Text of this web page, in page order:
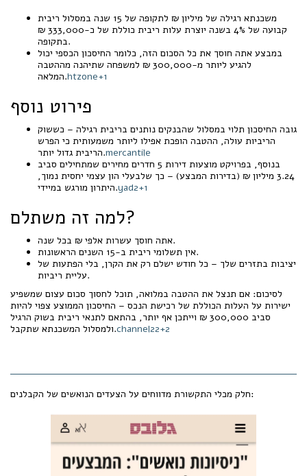
משכנתא רגילה של מיליון ₪ לתקופה של 15 שנה במסלול ריבית
קבועה של 4% בשנה יוצרת עלות ריבית כוללת של כ-333,000 ₪
בתקופה.
במבצע אתה חוסך את כל הסכום הזה, כלומר החיסכון הכספי יכול
להגיע ליותר מ-300,000 ₪ למשפחה שתיהנה מההטבה
המלאה.htzone+1
פירוט נוסף
גובה החיסכון תלוי במסלול שהבנקים נותנים בריבית רגילה – כששוק
הריביות עולה, ההטבה הופכת אפילו ליותר משמעותית כי הפרש
הריבית גדול יותר.mercantile
בנוסף, בפרויקט מוצעות דירות 5 חדרים מחירים שמתחילים סביב
3.24 מיליון ₪ (בדירות המבצע) – כך שלבעלי הון עצמי יחסית נמוך,
היתרון מורגש במיידי.yad2+1
למה זה משתלם?
אתה חוסך עשרות אלפי ₪ בכל שנה.
אין תשלומי ריבית ב-15 השנים הראשונות.
יציבות בתזרים שלך – כל חודש ישלם רק את הקרן, בלי הפתעות של
עליית ריביות.
לסיכום: אם תנצל את ההטבה במלואה, תוכל לחסוך סכום עצום שמשפיע
ישירות על העלות הכוללת של רכישת הנכס – החיסכון הממוצע צפוי להיות
סביב 300,000 ₪ וייתכן אף יותר, בהתאם לתנאי ריבית בשוק הרגיל
ולמסלול המשכנתא שתקבל.channel22+2
חלק מכלי התקשורת מדווחים על הצעדים הנואשים של הקבלנים: